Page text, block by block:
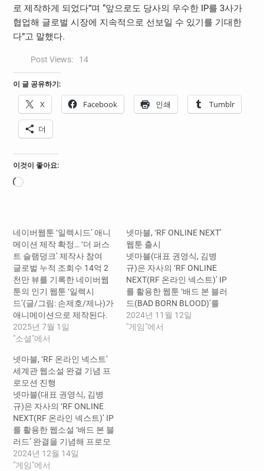
로 제작하게 되었다”며 “앞으로도 당사의 우수한 IP를 3사가
협업해 글로벌 시장에 지속적으로 선보일 수 있기를 기대한
다”고 말했다.
Post Views: 14
이 글 공유하기:
X Facebook 인쇄 Tumblr
더
이것이 좋아요:
로
네이버웹툰 ‘일렉시드’ 애니
메이션 제작 확정… ‘더 퍼스
트 슬램덩크’ 제작사 참여
글로벌 누적 조회수 14억 2
천만 뷰를 기록한 네이버웹
툰의 인기 웹툰 ‘일렉시
드’(글/그림: 손제호/제나)가
애니메이션으로 제작된다. ​
네이버웹툰의 일본 계열사
라인 디지털 프론티어는 일
스튜디오(DandeLion
Animation Studio)가 ‘일렉
시드’ 애니메이션을 제작한
다고 오늘(1일) 발표했다. 단
데라이온은 ‘더 퍼스트 슬램
덩크’와 아카데미 시상식 단
편 애니메이션 부문 후보작
‘알사탕’을 제작한 실력파 스
튜디오로, 일본 토에이 애니
메이션과 자본…
2025년 7월 1일
"소셜"에서
넷마블, ‘RF ONLINE NEXT’
웹툰 출시
넷마블(대표 권영식, 김병
규)은 자사의 ‘RF ONLINE
NEXT(RF 온라인 넥스트)’ IP
를 활용한 웹툰 ‘배드 본 블러
드(BAD BORN BLOOD)’를
오는 14일에 출시한다고 11
일 밝혔다. 웹툰 ‘배드 본 블
2024년 11월 12일
"게임"에서
넷마블, ‘RF 온라인 넥스트’
세계관 웹소설 완결 기념 프
로모션 진행
넷마블(대표 권영식, 김병
규)은 자사의 ‘RF ONLINE
NEXT(RF 온라인 넥스트)’ IP
를 활용한 웹소설 ‘배드 본 블
러드’ 완결을 기념해 프로모
션을 진행한다고 13일 밝혔
다. 이번 웹소설 ‘배드 본 블
2024년 12월 14일
"게임"에서